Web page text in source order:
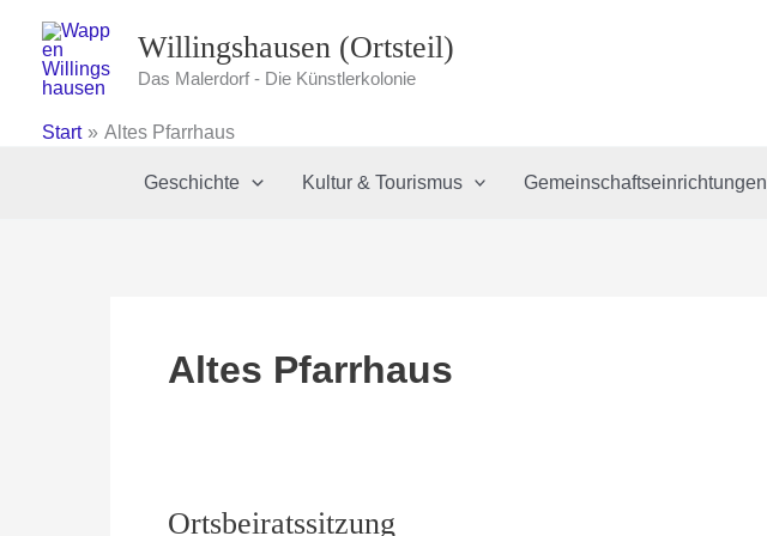
Inhalt
springen
Willingshausen (Ortsteil)
Das Malerdorf - Die Künstlerkolonie
Start Altes Pfarrhaus
Geschichte Kultur & Tourismus Gemeinschaftseinrichtungen
Altes Pfarrhaus
Ortsbeiratssitzung